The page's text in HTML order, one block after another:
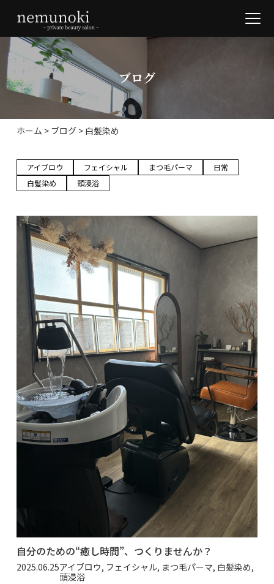
ブログ
ホーム > ブログ> 白髪染め
アイブロウ フェイシャル まつ毛パーマ
日常
白髪染め
頭浸浴
自分のための“癒し時間”、つくりませんか？
2025.06.25アイブロウ, フェイシャル, まつ毛パーマ, 白髪染め,
頭浸浴